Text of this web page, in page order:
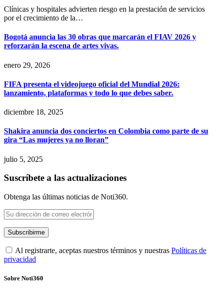
Clínicas y hospitales advierten riesgo en la prestación de servicios
por el crecimiento de la…
Bogotá anuncia las 30 obras que marcarán el FIAV 2026 y
reforzarán la escena de artes vivas.
enero 29, 2026
FIFA presenta el videojuego oficial del Mundial 2026:
lanzamiento, plataformas y todo lo que debes saber.
diciembre 18, 2025
Shakira anuncia dos conciertos en Colombia como parte de su
gira “Las mujeres ya no lloran”
julio 5, 2025
Suscríbete a las actualizaciones
Obtenga las últimas noticias de Noti360.
Al registrarte, aceptas nuestros términos y nuestras Políticas de
privacidad
Sobre Noti360